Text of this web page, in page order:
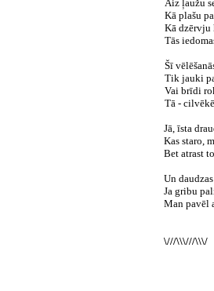
Aiz ļaužu
Kā plašu
Kā dzērvju
Tās
Šī
Tik jauki
Vai brīdi
Tā -
Jā, īsta
Kas staro,
Bet atrast
Un
Ja gribu
Man pavēl
\///\\\///\\\/